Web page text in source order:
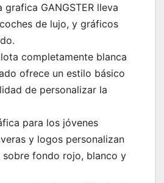
grafica GANGSTER lleva
de lujo, y gráficos
completamente blanca
ofrece un estilo básico
de personalizar la
para los jóvenes
y logos personalizan
sobre fondo rojo, blanco y